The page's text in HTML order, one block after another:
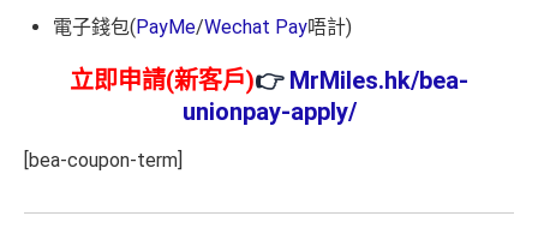
電子錢包(PayMe/Wechat Pay唔計)
立即申請(新客戶)👉 MrMiles.hk/bea-
unionpay-apply/
[bea-coupon-term]